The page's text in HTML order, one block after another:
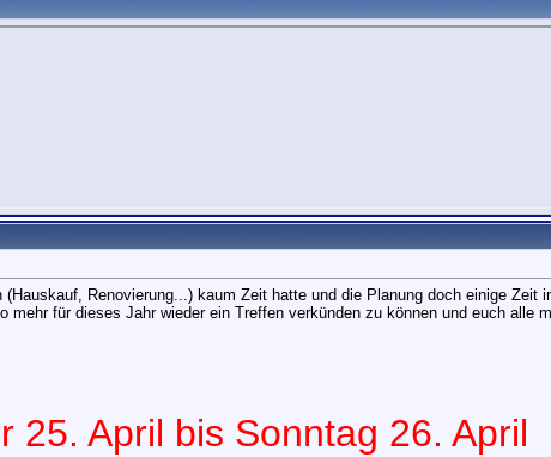
Renovierung...) kaum Zeit hatte und die Planung doch einige Zeit
für dieses Jahr wieder ein Treffen verkünden zu können und euch alle
25. April bis Sonntag 26. April